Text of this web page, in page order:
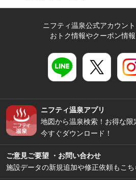
ニフティ温泉公式アカウン
おトク情報やクーポン情
ニフティ温泉アプリ
地図から温泉検索！お得な限
今すぐダウンロード！
ご意見ご要望 ・お問い合わせ
施設データの新規追加や修正依頼もこち